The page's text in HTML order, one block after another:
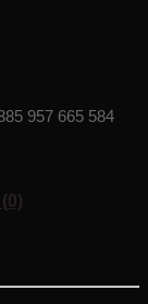
957 665 584